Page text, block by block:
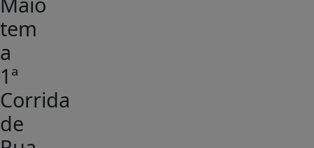
tem
a
1ª
Corrida
de